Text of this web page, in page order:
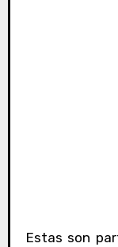
Estas son